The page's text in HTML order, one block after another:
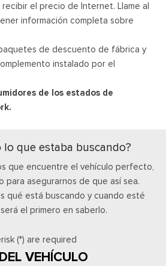
recibir el precio de Internet. Llame al
información completa sobre
de descuento de fábrica y
instalado por el
de los estados de
que estaba buscando?
que encuentre el vehículo perfecto,
para asegurarnos de que así sea.
qué está buscando y cuando esté
el primero en saberlo.
(*) are required
VEHÍCULO